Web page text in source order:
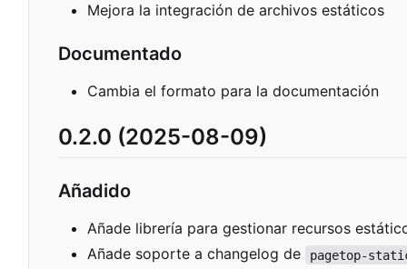
Mejora la integración de archivos estáticos
Documentado
Cambia el formato para la documentación
0.2.0 (2025-08-09)
Añadido
Añade librería para gestionar recursos
Añade soporte a changelog de
pagetop-